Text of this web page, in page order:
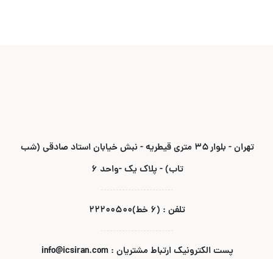
تهران - بلوار ۳۵ متری قیطریه - نبش خیابان استاد صادقی (شب
تاب) - پلاک یک -واحد ۶
تلفن : (۶ خط)۲۲۲۰۰۵۰۰
پست الکترونیک ارتباط مشتریان : info@icsiran.com